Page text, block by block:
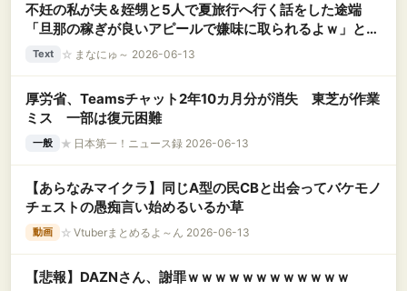
不妊の私が夫＆姪甥と5人で夏旅行へ行く話をした途端
「旦那の稼ぎが良いアピールで嫌味に取られるよｗ」と訳
の分からない難癖をつけてきた友人。距離を置いたらさら
Text ☆ まなにゅ～ 2026-06-13
厚労省、Teamsチャット2年10カ月分が消失 東芝が作業
ミス 一部は復元困難
一般 ★ 日本第一！ニュース録 2026-06-13
【あらなみマイクラ】同じA型の民CBと出会ってバケモノ
チェストの愚痴言い始めるいるか草
動画 ☆ Vtuberまとめるよ～ん 2026-06-13
【悲報】DAZNさん、謝罪ｗｗｗｗｗｗｗｗｗｗｗｗ